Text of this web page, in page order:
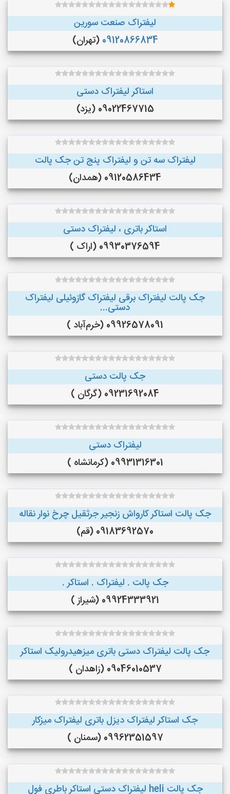
لیفتراک صنعت سورین
09120866834 (تهران)
استاکر لیفتراک دستی
09022467715 (یزد)
لیفتراک سه تن و لیفتراک پنج تن جک پالت
09120586434 (همدان)
استاکر باتری ، لیفتراک دستی
09930376594 (اراک )
جک پالت لیفتراک برقی لیفتراک گازوئیلی لیفتراک
دستی...
09926578091 (خرم‌آباد )
جک پالت دستی
09231692084 (گرگان )
لیفتراک دستی
09931316301 (کرمانشاه )
جک پالت استاکر کارواش زنجیر جرثقیل چرخ نوار نقاله
09183692570 (قم)
جک پالت . لیفتراک . استاکر .
09924333921 (شیراز )
جک پالت لیفتراک دستی باتری میزهیدرولیک استاکر
09046010537 (زاهدان )
جک استاکر لیفتراک دیزل باتری لیفتراک میزکار
09962351597 (سمنان )
جک پالت heli لیفتراک دستی استاکر باطری فول